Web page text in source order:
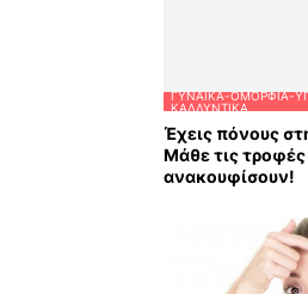
ΓΥΝΑΊΚΑ-ΟΜΟΡΦΙΆ-
ΚΑΛΛΥΝΤΙΚΆ
Έχεις πόνους
Μάθε τις
ανακουφίσουν!